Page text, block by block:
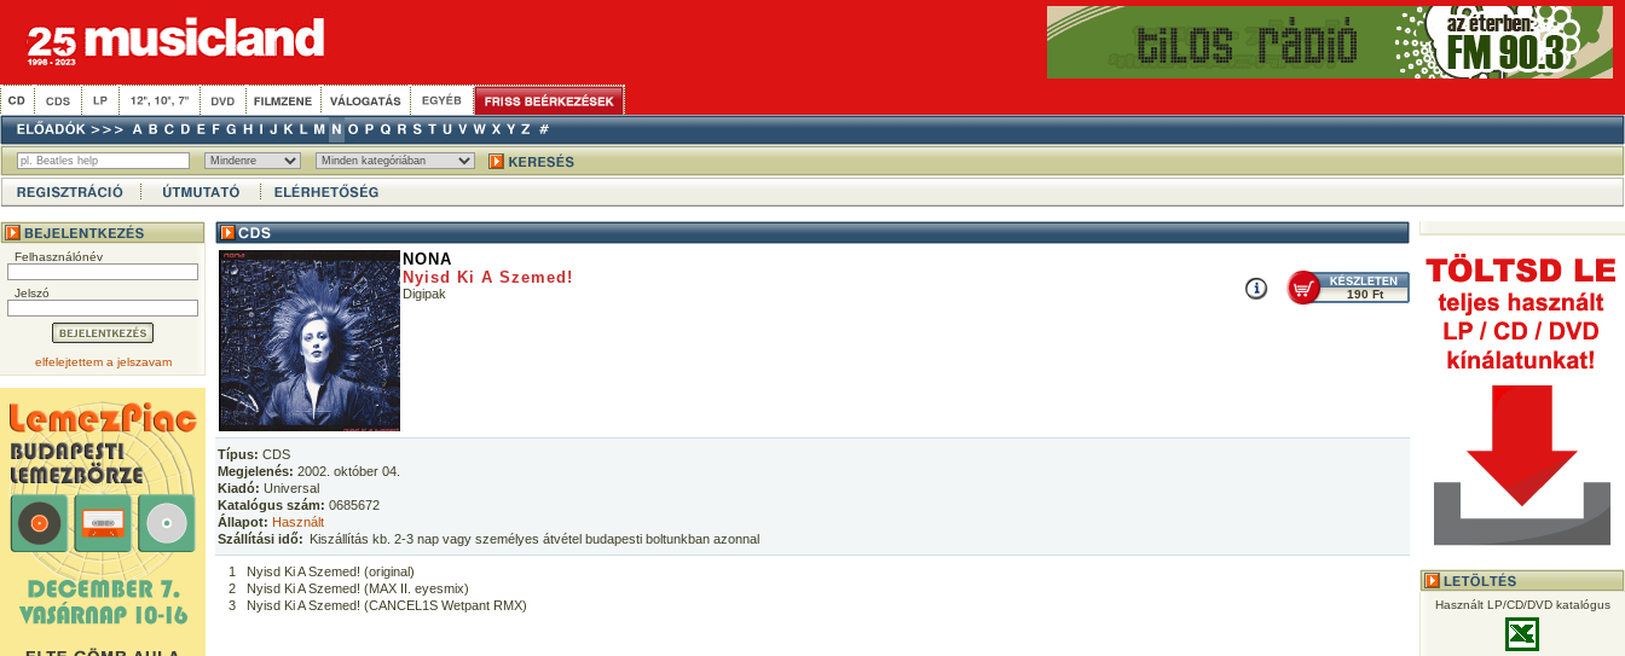
Felhasználónév
Jelszó
elfelejtettem a jelszavam
NONA
Nyisd Ki A Szemed!
Digipak 190 Ft
Típus: CDS
Megjelenés: 2002. október 04.
Kiadó: Universal
Katalógus szám: 0685672
Állapot: Használt
Szállítási idő: Kiszállítás kb. 2-3 nap vagy személyes átvétel budapesti boltunkban azonnal
1
Nyisd Ki A Szemed! (original)
2
Nyisd Ki A Szemed! (MAX II. eyesmix)
3
Nyisd Ki A Szemed! (CANCEL1S Wetpant RMX) Használt LP/CD/DVD katalógus